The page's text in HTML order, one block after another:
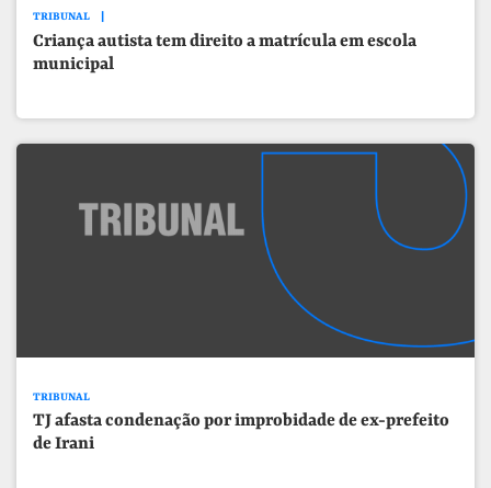
TRIBUNAL
Criança autista tem direito a matrícula em escola
municipal
TRIBUNAL
TJ afasta condenação por improbidade de ex-prefeito
de Irani